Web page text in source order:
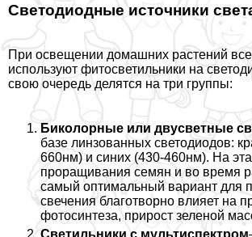
Светодиодные источники
При освещении домашних растений
используют фитосветильники на
свою очередь делятся на три группы:
Биколорные или двусветные
базе линзованных светодиодов:
660нм) и синих (430-460нм). На
проращивания семян и во время
самый оптимальный вариант для
свечения благотворно влияет на
фотосинтеза, прирост зеленой
Светильники с мультиспектром